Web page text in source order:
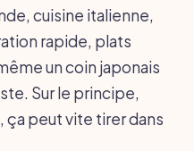
cuisine italienne,
rapide, plats
un coin japonais
Sur le principe,
ça peut vite tirer dans